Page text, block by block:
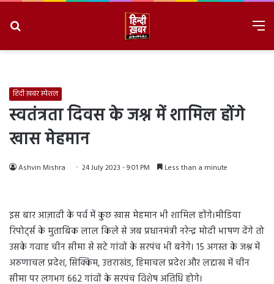
हिंदी ख़बर स्पेशल
स्वतंत्रता दिवस के जश्न में शामिल होंगे
खास मेहमान
Ashvin Mishra 24 July 2023 - 9:01 PM Less than a minute
इस बार आज़ादी के पर्व में कुछ खास मेहमान भी शामिल होंगे।मीडिया
रिपोर्ट्स के मुताबिक लाल किले से जब प्रधानमंत्री नरेन्द्र मोदी भाषण देंगे तो
उसके गवाह चीन सीमा से सटे गांवों के सरपंच भी बनेगे। 15 अगस्त के जश्न में
अरुणाचल प्रदेश, सिक्किम, उत्तराखंड, हिमाचल प्रदेश और लद्दाख में चीन
सीमा पर लगभग 662 गांवों के सरपंच विशेष अतिधि होगे।